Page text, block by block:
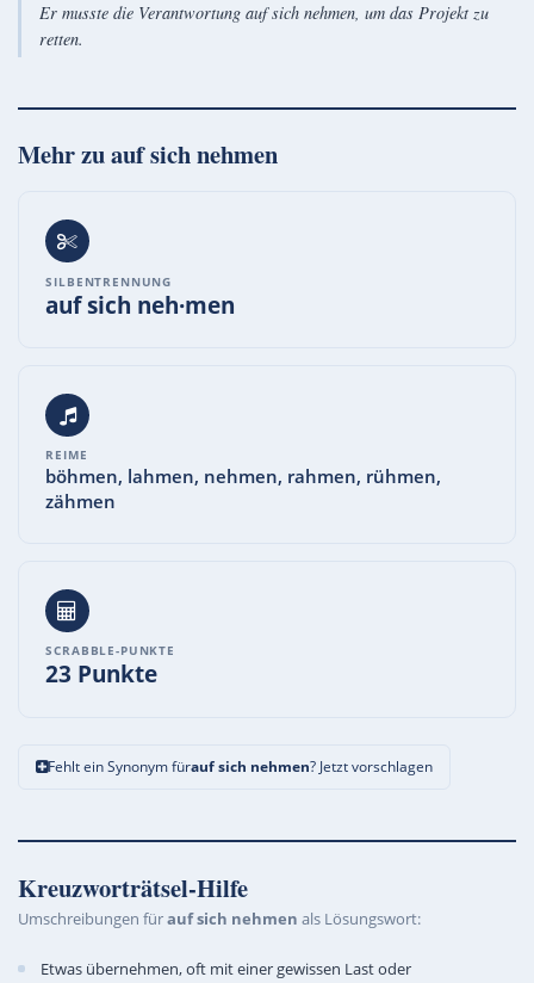
Er musste die Verantwortung auf sich nehmen, um das Projekt zu
retten.
Mehr zuauf sich nehmen
SILBENTRENNUNG
auf sich neh·men
REIME
böhmen, lahmen, nehmen, rahmen, rühmen,
zähmen
SCRABBLE-PUNKTE
23 Punkte
Fehlt ein Synonym fürauf sich nehmen? Jetzt vorschlagen
Kreuzworträtsel-Hilfe
Umschreibungen fürauf sich nehmen als Lösungswort:
Etwas übernehmen, oft mit einer gewissen Last oder